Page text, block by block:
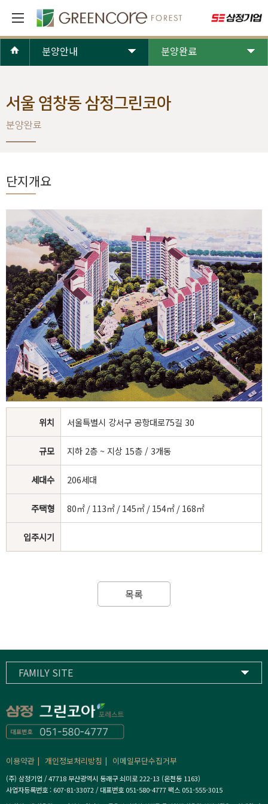
분양안내 분양완료
서울 염창동 삼정그린코아
분양완료
단지개요
위치 서울특별시 강서구 공항대로75길 30
규모 지하 2층 ~ 지상 15층 / 3개동
세대수 206세대
주택형 80㎡ / 113㎡ / 145㎡ / 154㎡ / 168㎡
입주시기
목록
FAMILY SITE
하이스트컨트리클럽
삼정고등학교
이용약관 개인정보처리방침 이메일무단수집거부
(주) 삼정기업 / 47718 부산광역시 동래구 쇠미로 222-13 (온천동 1163)
사업자등록번호 : 607-81-33072 / 대표번호 051-580-4777 팩스 051-555-3015